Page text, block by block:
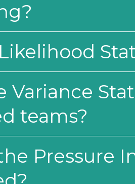
Variance
teams?
Pressure